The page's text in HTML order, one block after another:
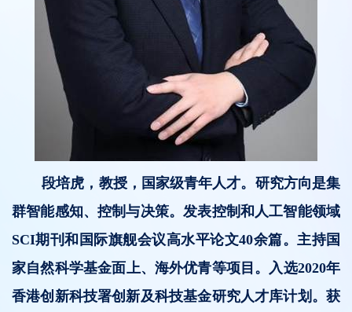
段培虎，教授，国家级青年人才。研究方向是集
群智能感知、控制与决策。发表控制和人工智能领域
SCI期刊和国际旗舰会议高水平论文40余篇。主持国
家自然科学基金面上、海外优青等项目。入选2020年
香港创新科技署创新及科技基金研究人才库计划。获